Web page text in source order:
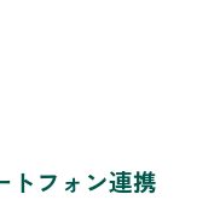
フォン連携